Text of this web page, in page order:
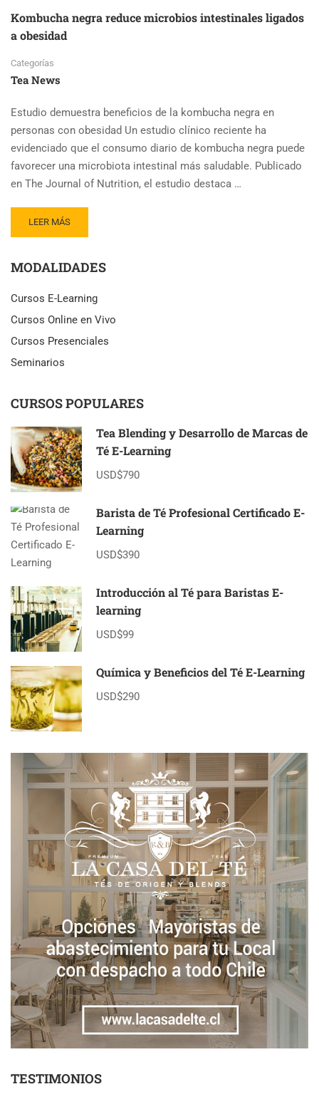
Kombucha negra reduce microbios intestinales ligados
a obesidad
Categorías
Tea News
Estudio demuestra beneficios de la kombucha negra en
personas con obesidad Un estudio clínico reciente ha
evidenciado que el consumo diario de kombucha negra puede
favorecer una microbiota intestinal más saludable. Publicado
en The Journal of Nutrition, el estudio destaca …
READ
MORE
KOMBUCHA
REDUCE
INTESTINALES
LIGADOS
OBESIDAD
LEER MÁS
MODALIDADES
Cursos E-Learning
Cursos Online en Vivo
Cursos Presenciales
Seminarios
CURSOS POPULARES
Tea Blending y Desarrollo de Marcas de
Té E-Learning
USD$790
Barista de Té Profesional Certificado E-
Learning
USD$390
Introducción al Té para Baristas E-
learning
USD$99
Química y Beneficios del Té E-Learning
USD$290
TESTIMONIOS